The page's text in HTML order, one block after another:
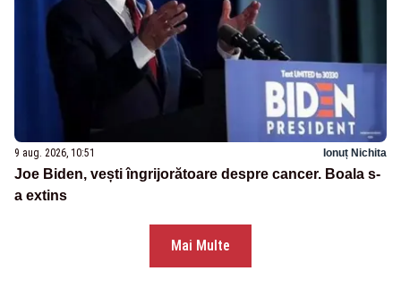
9 aug. 2026, 10:51 Ionuț Nichita
Joe Biden, vești îngrijorătoare despre cancer. Boala s-
a extins
Mai Multe